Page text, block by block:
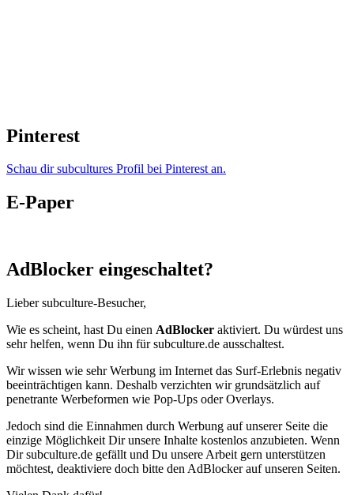
Pinterest
Schau dir subcultures Profil bei Pinterest an.
E-Paper
AdBlocker eingeschaltet?
Lieber subculture-Besucher,
Wie es scheint, hast Du einen AdBlocker aktiviert. Du würdest uns
sehr helfen, wenn Du ihn für subculture.de ausschaltest.
Wir wissen wie sehr Werbung im Internet das Surf-Erlebnis negativ
beeinträchtigen kann. Deshalb verzichten wir grundsätzlich auf
penetrante Werbeformen wie Pop-Ups oder Overlays.
Jedoch sind die Einnahmen durch Werbung auf unserer Seite die
einzige Möglichkeit Dir unsere Inhalte kostenlos anzubieten. Wenn
Dir subculture.de gefällt und Du unsere Arbeit gern unterstützen
möchtest, deaktiviere doch bitte den AdBlocker auf unseren Seiten.